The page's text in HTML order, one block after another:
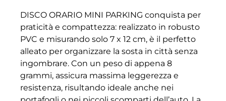
DISCO ORARIO MINI PARKING conquista per
praticità e compattezza: realizzato in robusto
PVC e misurando solo 7 x 12 cm, è il perfetto
alleato per organizzare la sosta in città senza
ingombrare. Con un peso di appena 8
grammi, assicura massima leggerezza e
resistenza, risultando ideale anche nei